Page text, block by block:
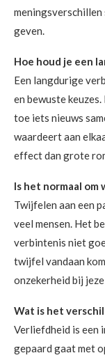
meningsverschillen
geven.
Hoe houd je een
Een langdurige
en bewuste
toe iets nieuws
waardeert aan
effect dan grote
Is het normaal
Twijfelen aan een
veel mensen. Het
verbintenis niet
twijfel vandaan
onzekerheid bij
Wat is het
Verliefdheid is een
gepaard gaat met